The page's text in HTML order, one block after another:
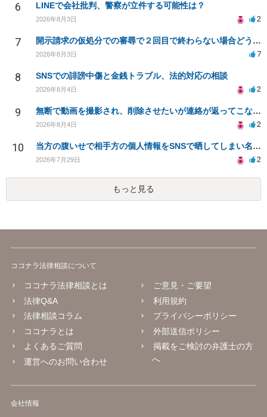
6 LINEで会社批判、警察が立件する可能性は？
2026年8月3日 2
7 開示請求の仮処分での審尋で２回目で終わらない場合どうしたらいいですか
2026年8月3日 7
8 SNSでの誹謗中傷と金銭トラブル、法的対応の相談
2026年8月4日 2
9 無断で動画を撮影され、削除させたいが連絡が返ってこない。
2026年8月4日 2
10 当方の腹いせで相手方の個人情報をSNSで晒してしまい名誉毀損させてしまったかもしれない
2026年7月29日 2
もっと見る
ココナラ法律相談について
ココナラ法律相談とは
法律Q&A
法律相談コラム
ココナラとは
よくあるご質問
運営へのお問い合わせ
ご意見・ご要望
利用規約
プライバシーポリシー
外部送信ポリシー
掲載をご検討の弁護士の方
へ
会社情報